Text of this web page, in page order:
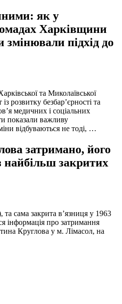
як у
Харківщини
підхід до
та Миколаївської
розвитку безбар’єрності та
медичних і соціальних
показали важливу
відбуваються не тоді, …
затримано, його
найбільш закритих
сама закрита в’язниця у 1963
інформація про затримання
Круглова у м. Лімасол, на